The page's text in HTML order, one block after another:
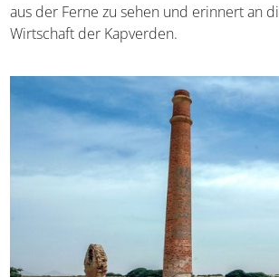
aus der Ferne zu sehen und erinnert an
Wirtschaft der Kapverden.